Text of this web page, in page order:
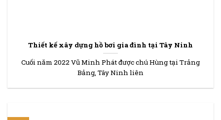
Thiết kế xây dựng hồ bơi gia đình tại Tây Ninh
Cuối năm 2022 Vũ Minh Phát được chú Hùng tại Trảng
Bảng, Tây Ninh liên